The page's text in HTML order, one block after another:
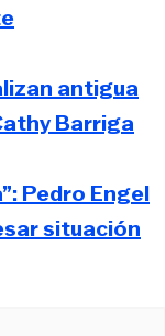
antigua
Barriga
Pedro Engel
situación